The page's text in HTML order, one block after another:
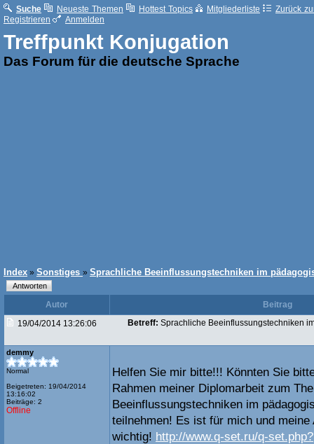
Suche Neueste Themen Hottest Topics Mitgliederliste
Zurück
Registrieren
Anmelden
Treffpunkt Konjugation
Das Forum für die deutsche Sprache
Index » Sonstiges » Sprachliche Beeinflussungstechniken im
Autor
Beitrag
19/04/2014 13:26:06
Betreff: Sprachliche Beeinflussungstechniken
demmy
Normal
Beigetreten: 19/04/2014
13:16:02
Beiträge: 2
Offline
Helfen Sie mir bitte!!! Könnten Sie
Rahmen meiner Diplomarbeit zum
Beeinflussungstechniken im
teilnehmen! Es ist für mich und meine
wichtig! http://www.q-set.ru/q-set.php?